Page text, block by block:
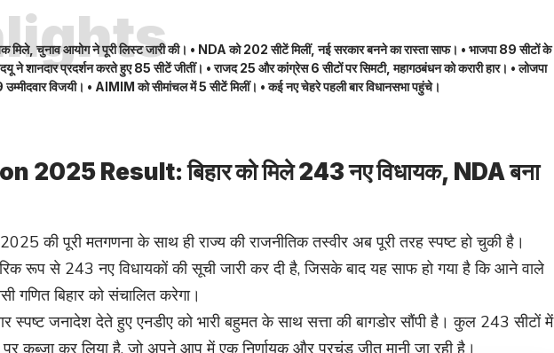
मिले, चुनाव आयोग ने पूरी लिस्ट जारी की। • NDA को 202 सीटें मिलीं, नई सरकार बनने का रास्ता साफ। • भाजपा 89 सीटों के
ने शानदार प्रदर्शन करते हुए 85 सीटें जीतीं। • राजद 25 और कांग्रेस 6 सीटों पर सिमटी, महागठबंधन को करारी हार। • लोजपा
विजयी। • AIMIM को सीमांचल में 5 सीटें मिलीं। • कई नए चेहरे पहली बार विधानसभा पहुंचे।
2025 Result: बिहार को मिले 243 नए विधायक, NDA बना
2025 की पूरी मतगणना के साथ ही राज्य की राजनीतिक तस्वीर अब पूरी तरह स्पष्ट हो चुकी है।
रूप से 243 नए विधायकों की सूची जारी कर दी है, जिसके बाद यह साफ हो गया है कि आने वाले
गणित बिहार को संचालित करेगा।
स्पष्ट जनादेश देते हुए एनडीए को भारी बहुमत के साथ सत्ता की बागडोर सौंपी है। कुल 243 सीटों में